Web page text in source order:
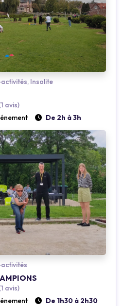
Insolite
avis)
De 2h à 3h
avis)
De 1h30 à 2h30